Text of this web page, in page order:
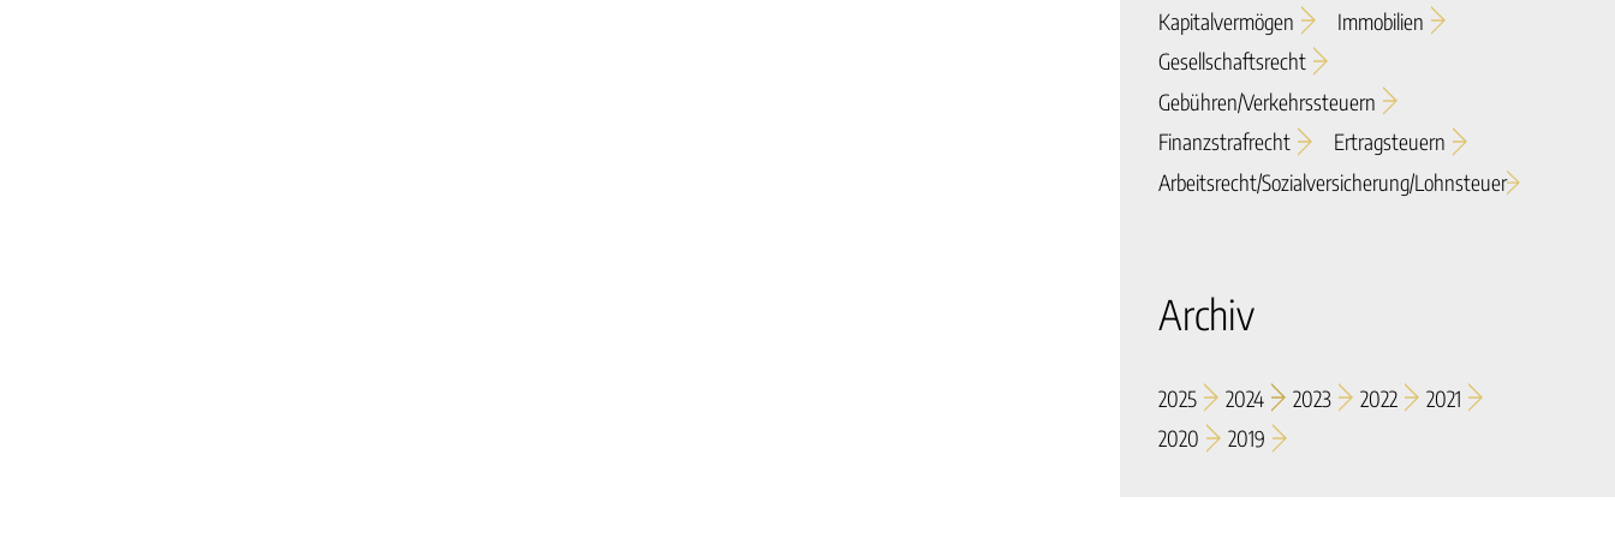
Kapitalvermögen
Immobilien
Gesellschaftsrecht
Gebühren/verkehrssteuern
Finanzstrafrecht
Ertragsteuern
Arbeitsrecht/sozialversicherung/lohnsteuer
Archiv
2025 2024 2023 2022
2021
2020
2019